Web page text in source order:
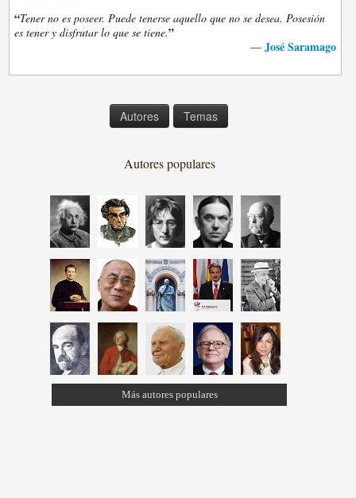
“Tener no es poseer. Puede tenerse aquello que no se desea. Posesión
es tener y disfrutar lo que se tiene.”
— José Saramago
Autores Temas
Autores populares
Más autores populares